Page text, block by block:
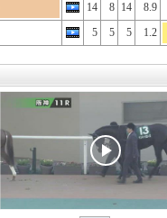
14 8 14
8.9
5 5 5 1.2